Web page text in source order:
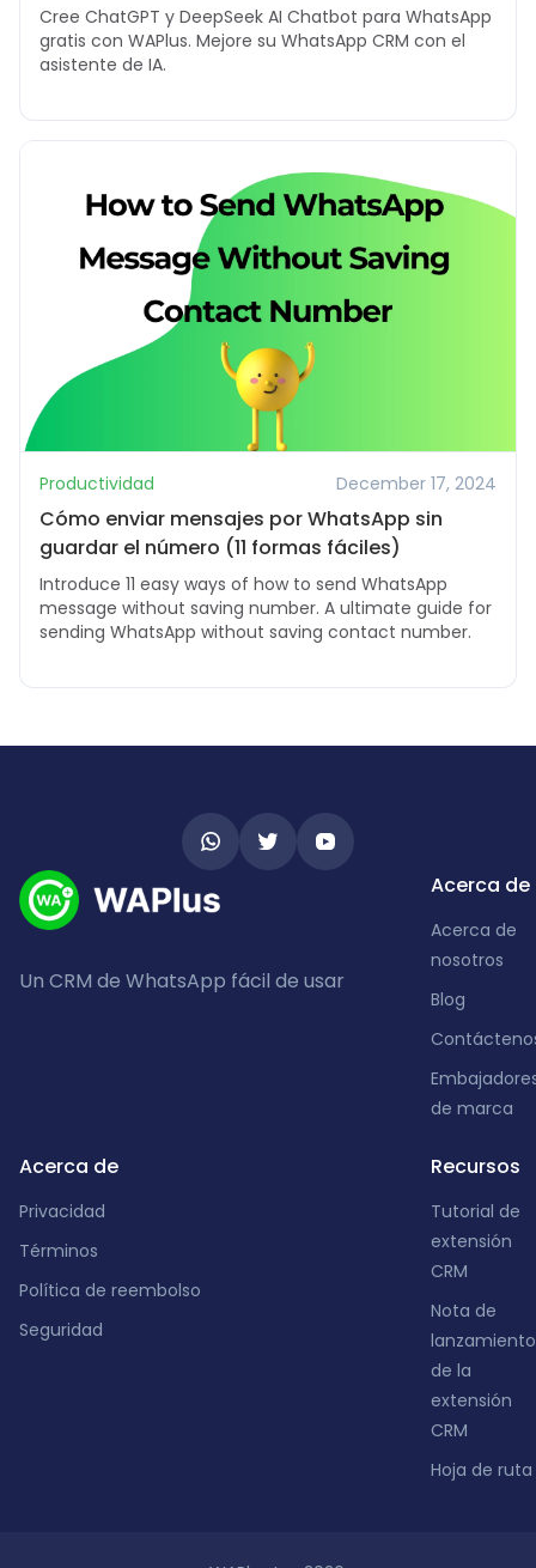
Cree ChatGPT y DeepSeek AI Chatbot para WhatsApp
gratis con WAPlus. Mejore su WhatsApp CRM con el
asistente de IA.
Productividad December 17, 2024
Cómo enviar mensajes por WhatsApp sin
guardar el número (11 formas fáciles)
Introduce 11 easy ways of how to send WhatsApp
message without saving number. A ultimate guide for
sending WhatsApp without saving contact number.
Un CRM de WhatsApp fácil de usar
Acerca de
Acerca de
nosotros
Blog
de marca
Acerca de
Privacidad
Términos
Política de reembolso
Seguridad
Recursos
Tutorial de
extensión
CRM
Nota de
lanzamiento
de la
extensión
CRM
Hoja de ruta